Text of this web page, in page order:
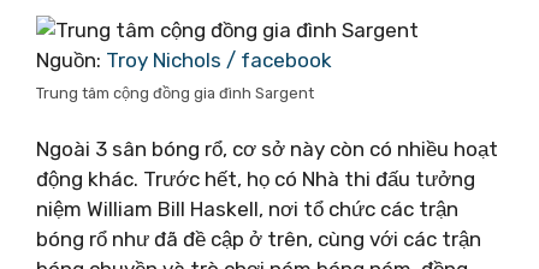
Nguồn: Troy Nichols / facebook
Trung tâm cộng đồng gia đình Sargent
Ngoài 3 sân bóng rổ, cơ sở này còn có nhiều hoạt
động khác. Trước hết, họ có Nhà thi đấu tưởng
niệm William Bill Haskell, nơi tổ chức các trận
bóng rổ như đã đề cập ở trên, cùng với các trận